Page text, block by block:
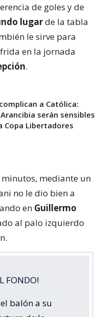
de goles y de
lugarde la tabla
le sirve para
en la jornada
.
a Católica:
serán sensibles
Copa Libertadores
minutos, mediante un
no le dio bien a
en Guillermo
al palo izquierdo
FONDO!
balón a su